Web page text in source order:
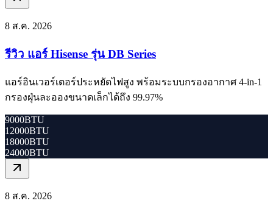
8 ส.ค. 2026
รีวิว แอร์ Hisense รุ่น DB Series
แอร์อินเวอร์เตอร์ประหยัดไฟสูง พร้อมระบบกรองอากาศ 4-in-1
กรองฝุ่นละอองขนาดเล็กได้ถึง 99.97%
9000BTU
12000BTU
18000BTU
24000BTU
8 ส.ค. 2026